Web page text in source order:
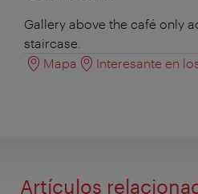
Gallery above the café only
staircase.
Mapa
Interesante en
Artículos